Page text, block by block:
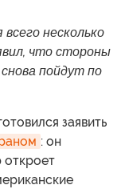
несколько
что стороны
пойдут по
заявить
: он
откроет